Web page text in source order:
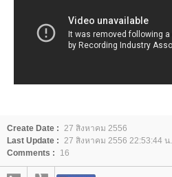
Create Date : 27 สิงหาคม 2556
Last Update : 27 สิงหาคม 2556 22:53:44 น.
Comments :
16